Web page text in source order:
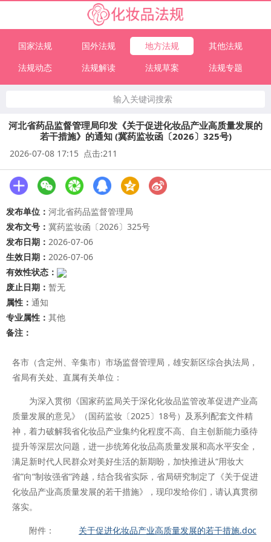
国家法规 国外法规 地方法规
其他法规
法规动态
法规解读 法规草案 法规专题
输入关键词搜索
河北省药品监督管理局印发《关于促进化妆品产业高质量发展的
若干措施》的通知 (冀药监妆函〔2026〕325号)
2026-07-08 17:15 点击:211
发布单位： 河北省药品监督管理局
发布文号： 冀药监妆函〔2026〕325号
发布日期： 2026-07-06
生效日期： 2026-07-06
有效性状态：
废止日期： 暂无
属性： 通知
专业属性： 其他
备注：
各市（含定州、辛集市）市场监督管理局，雄安新区综合执法局，
省局有关处、直属有关单位：
为深入贯彻《国家药监局关于深化化妆品监管改革促进产业高
质量发展的意见》（国药监妆〔2025〕18号）及系列配套文件精
神，着力破解我省化妆品产业集约化程度不高、自主创新能力亟待
提升等深层次问题，进一步统筹化妆品高质量发展和高水平安全，
满足新时代人民群众对美好生活的新期盼，加快推进从“用妆大
省”向“制妆强省”跨越，结合我省实际，省局研究制定了《关于促进
化妆品产业高质量发展的若干措施》，现印发给你们，请认真贯彻
落实。
附件：
关于促进化妆品产业高质量发展的若干措施.doc